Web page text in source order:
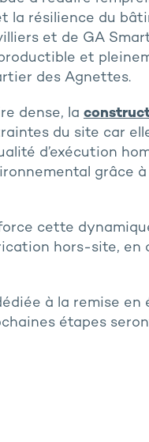
la résilience du
et de GA
et
des Agnettes.
dense, la
du site car
d’exécution
grâce
cette
hors-site, en
à la remise
étapes